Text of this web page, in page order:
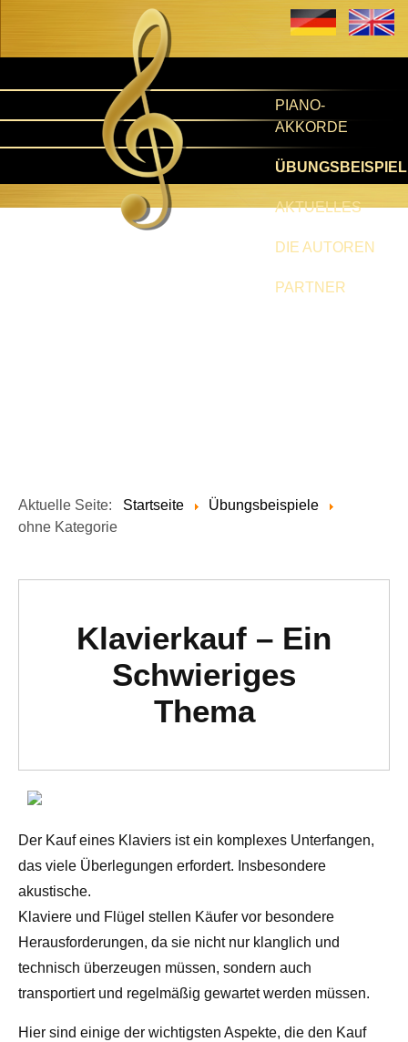
PIANO-
AKKORDE
AKTUELLES
DIE AUTOREN
PARTNER
Aktuelle Seite: Startseite
Übungsbeispiele
ohne Kategorie
Klavierkauf – Ein
Schwieriges
Thema
Der Kauf eines Klaviers ist ein komplexes Unterfangen,
das viele Überlegungen erfordert. Insbesondere
akustische.
Klaviere und Flügel stellen Käufer vor besondere
Herausforderungen, da sie nicht nur klanglich und
technisch überzeugen müssen, sondern auch
transportiert und regelmäßig gewartet werden müssen.
Hier sind einige der wichtigsten Aspekte, die den Kauf